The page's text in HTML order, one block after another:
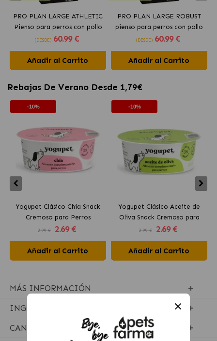
PRO PLAN LARGE ATHLETIC
Pienso para perros con pollo
(DESDE) 60.99 €
Añadir al Carrito
PRO PLAN LARGE ROBUST
pienso para perros con pollo
(DESDE) 60.99 €
Añadir al Carrito
Rebajas De Verano Desde 1,79€
-10%
Yogupet Clásico Chía Snack
Cremoso para Perros
2.99 € 2.69 €
Añadir al Carrito
-10%
Yogupet Clásico Aceite de
Oliva Snack Cremoso para
Perros
2.99 € 2.69 €
Añadir al Carrito
MÁS INFORMACIÓN
INGREDIENTES
CANTIDADES RECOMENDADAS